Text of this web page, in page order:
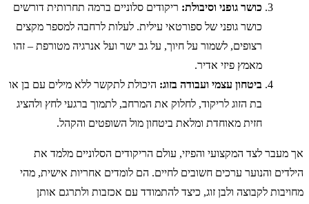
כושר גופני וסיבולת: ריקודים סלוניים ברמה תחרותית דורשים
כושר גופני של ספורטאי עילית. לעלות לרחבה למספר מקצים
רצופים, לשמור על חיוך, על גב ישר ועל אנרגיה מטורפת – זהו
מאמץ פיזי אדיר.
ביטחון עצמי ועבודה בזוג: היכולת לתקשר ללא מילים עם בן או
בת הזוג לריקוד, לחלוק את המרחב, לתמוך ברגעי לחץ ולהציג
חזית מאוחדת ומלאת ביטחון מול השופטים והקהל.
אך מעבר לצד המקצועי והפיזי, עולם הריקודים הסלוניים מלמד את
הילדים והנוער ערכים חשובים לחיים. הם לומדים אחריות אישית, מהי
מחויבות לקבוצה ולבן זוג, כיצד להתמודד עם אכזבות ולתרגם אותן